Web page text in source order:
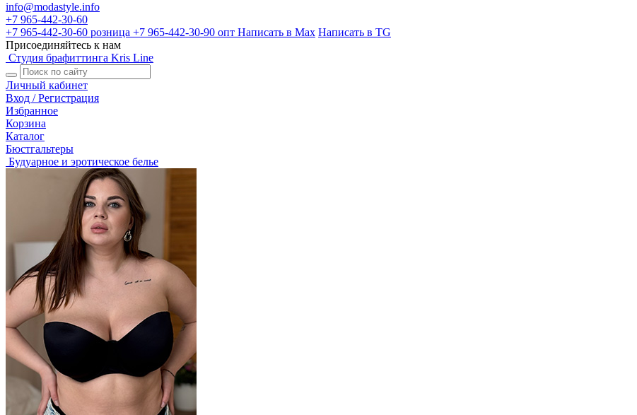
info@modastyle.info
+7 965-442-30-60
+7 965-442-30-60 розница +7 965-442-30-90 опт Написать в Max Написать в TG
Присоединяйтесь к нам
Студия брафиттинга Kris Line
Личный кабинет
Вход / Регистрация
Избранное
Корзина
Каталог
Бюстгальтеры
Будуарное и эротическое белье